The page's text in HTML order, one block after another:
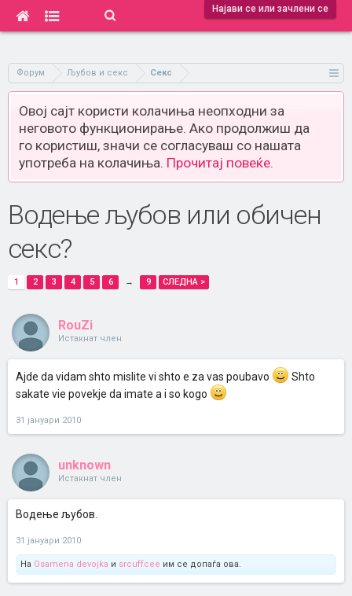
Најави се или зачлени се
Форум Љубов и секс Секс
Овој сајт користи колачиња неопходни за
неговото функционирање. Ако продолжиш да
го користиш, значи се согласуваш со нашата
употреба на колачиња. Прочитај повеќе.
Водење љубов или обичен
секс?
1 2 3 4 5 6 → 9 СЛЕДНА >
RouZi
Истакнат член
Ajde da vidam shto mislite vi shto e za vas poubavo
Shto
sakate vie povekje da imate a i so kogo
31 јануари 2010
unknown
Истакнат член
Водење љубов.
31 јануари 2010
На Osamena devojka и srcuffcee им се допаѓа ова.